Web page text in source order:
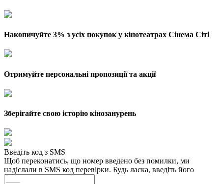
Накопичуйте 3% з усіх покупок у кінотеатрах Сінема Сіті
Отримуйте персональні пропозиції та акції
Зберігайте свою історію кінозанурень
Введіть код з SMS
Щоб переконатись, що номер введено без помилки, ми
надіслали в SMS код перевірки. Будь ласка, введіть його